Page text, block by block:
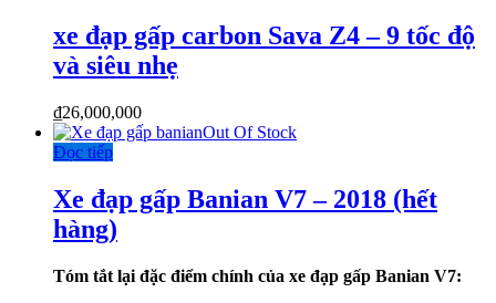
xe đạp gấp carbon Sava Z4 – 9 tốc độ
và siêu nhẹ
₫26,000,000
Out Of Stock
Đọc tiếp
Xe đạp gấp Banian V7 – 2018 (hết
hàng)
Tóm tắt lại đặc điểm chính của xe đạp gấp Banian V7: